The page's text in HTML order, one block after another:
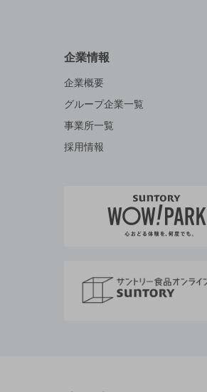
企業情報
企業概要
グループ企業一覧
事業所一覧
採用情報